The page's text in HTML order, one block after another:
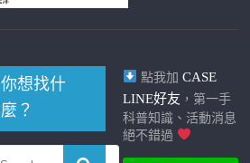
你想找什
麼？
點我加 CASE
LINE好友 ，第一手
科普知識、活動消息
絕不錯過